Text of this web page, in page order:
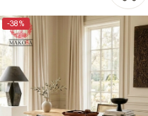
-38%